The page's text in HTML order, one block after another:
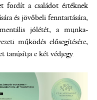
fordít a családot értéknek
és jövőbeli fenntartására,
jólétét, a munka-
működés elősegítésére,
tanúsítja e két védjegy.